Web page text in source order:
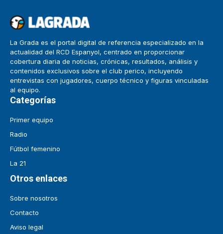
La Grada es el portal digital de referencia especializado en la
actualidad del RCD Espanyol, centrado en proporcionar
cobertura diaria de noticias, crónicas, resultados, análisis y
contenidos exclusivos sobre el club perico, incluyendo
entrevistas con jugadores, cuerpo técnico y figuras vinculadas
al equipo.
Categorías
Primer equipo
Radio
Fútbol femenino
La 21
Otros enlaces
Sobre nosotros
Contacto
Aviso legal